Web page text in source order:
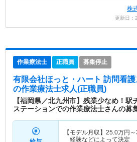
株
更新日
作業療法士 正職員 募集停止
有限会社ほっと・ハート 訪問看
の作業療法士求人(正職員)
【福岡県／北九州市】残業少なめ！
ステーションでの作業療法士さんの募
【モデル月収】 25.0万円～
経験などによって決定